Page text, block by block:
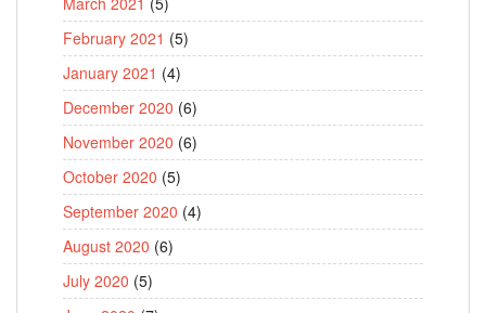
February 2021 (5)
January 2021 (4)
December 2020 (6)
November 2020 (6)
October 2020 (5)
September 2020 (4)
August 2020 (6)
July 2020 (5)